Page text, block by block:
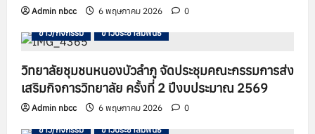
Admin nbcc 6 พฤษภาคม 2026 0
ข่าว/กิจกรรม ข่าวประชาสัมพันธ์
วิทยาลัยชุมชนหนองบัวลำภู จัดประชุมคณะกรรมการส่ง
เสริมกิจการวิทยาลัย ครั้งที่ 2 ปีงบประมาณ 2569
Admin nbcc 6 พฤษภาคม 2026 0
ข่าว/กิจกรรม ข่าวประชาสัมพันธ์